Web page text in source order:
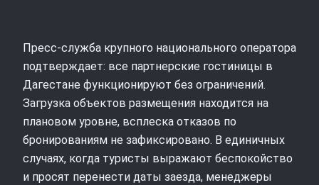
Пресс-служба крупного национального оператора
подтверждает: все партнерские гостиницы в
Дагестане функционируют без ограничений.
Загрузка объектов размещения находится на
плановом уровне, всплеска отказов по
бронированиям не зафиксировано. В единичных
случаях, когда туристы выражают беспокойство
и просят перенести даты заезда, менеджеры